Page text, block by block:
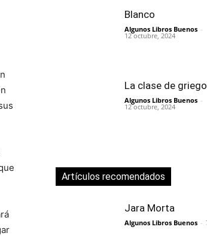
Blanco
Algunos Libros Buenos -
12 octubre, 2024
La clase de griego
Algunos Libros Buenos -
12 octubre, 2024
Artículos recomendados
Jara Morta
Algunos Libros Buenos -